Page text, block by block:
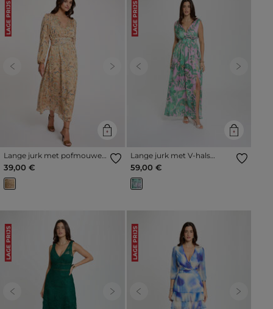
LAGE PRIJS
Previous Next
Lange jurk met pofmouwen
meerkleurig vrouw
39,00 €
LAGE PRIJS
Previous Next
Lange jurk met V-hals
meerkleurig vrouw
59,00 €
LAGE PRIJS
Previous Next
LAGE PRIJS
Previous Next